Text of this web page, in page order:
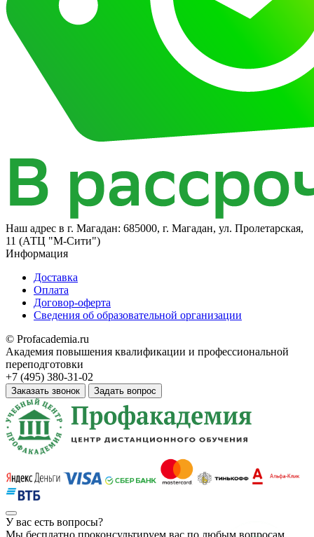
Наш адрес в г. Магадан: 685000, г. Магадан, ул. Пролетарская,
11​ (АТЦ "М-Сити")
Информация
Доставка
Оплата
Договор-оферта
Сведения об образовательной организации
© Profacademia.ru
Академия повышения квалификации и профессиональной
переподготовки
+7 (495) 380-31-02
Заказать звонок Задать вопрос
У вас есть вопросы?